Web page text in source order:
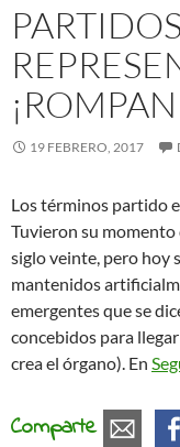
19 FEBRERO, 2017
Los términos partido
Tuvieron su
siglo veinte, pero hoy
mantenidos
emergentes que se
concebidos para
crea el órgano). En
Comparte